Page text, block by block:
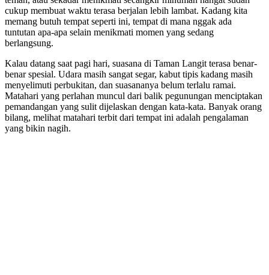
cukup membuat waktu terasa berjalan lebih lambat. Kadang kita
memang butuh tempat seperti ini, tempat di mana nggak ada
tuntutan apa-apa selain menikmati momen yang sedang
berlangsung.
Kalau datang saat pagi hari, suasana di Taman Langit terasa benar-
benar spesial. Udara masih sangat segar, kabut tipis kadang masih
menyelimuti perbukitan, dan suasananya belum terlalu ramai.
Matahari yang perlahan muncul dari balik pegunungan menciptakan
pemandangan yang sulit dijelaskan dengan kata-kata. Banyak orang
bilang, melihat matahari terbit dari tempat ini adalah pengalaman
yang bikin nagih.